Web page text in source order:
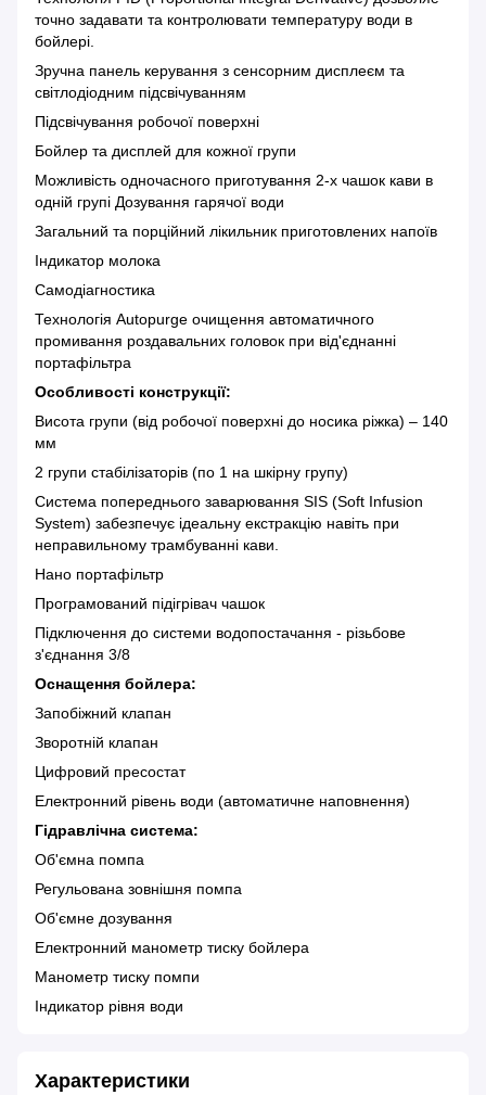
точно задавати та контролювати температуру води в
бойлері.
Зручна панель керування з сенсорним дисплеєм та
світлодіодним підсвічуванням
Підсвічування робочої поверхні
Бойлер та дисплей для кожної групи
Можливість одночасного приготування 2-х чашок кави в
одній групі Дозування гарячої води
Загальний та порційний лікильник приготовлених напоїв
Індикатор молока
Самодіагностика
Технологія Autopurge очищення автоматичного
промивання роздавальних головок при від'єднанні
портафільтра
Особливості конструкції:
Висота групи (від робочої поверхні до носика ріжка) – 140
мм
2 групи стабілізаторів (по 1 на шкірну групу)
Система попереднього заварювання SIS (Soft Infusion
System) забезпечує ідеальну екстракцію навіть при
неправильному трамбуванні кави.
Нано портафільтр
Програмований підігрівач чашок
Підключення до системи водопостачання - різьбове
з'єднання 3/8
Оснащення бойлера:
Запобіжний клапан
Зворотній клапан
Цифровий пресостат
Електронний рівень води (автоматичне наповнення)
Гідравлічна система:
Об'ємна помпа
Регульована зовнішня помпа
Об'ємне дозування
Електронний манометр тиску бойлера
Манометр тиску помпи
Індикатор рівня води
Характеристики